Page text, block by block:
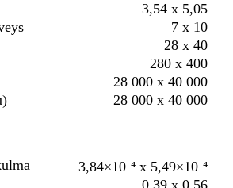
3,54 x 5,05
7 x 10
28 x 40
280 x 400
28 000 x 40 000
28 000 x 40 000
3,84×10⁻⁴ x 5,49×10⁻⁴
0,39 x 0,56